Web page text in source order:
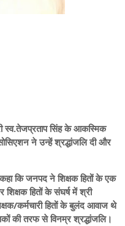
स्व.तेजप्रताप सिंह के आकस्मिक
ने उन्हें श्रद्धांजलि दी और
कि जनपद ने शिक्षक हितों के एक
शिक्षक हितों के संघर्ष में श्री
कर्मचारी हितों के बुलंद आवाज थे
की तरफ से विनम्र श्रद्धांजलि।